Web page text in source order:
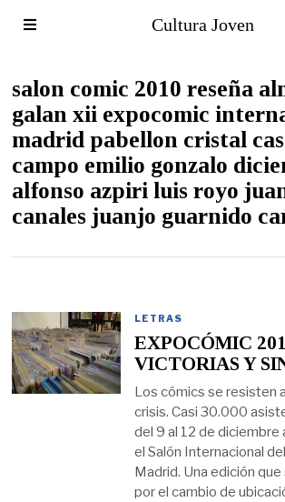
Cultura Joven
salon comic 2010 reseña
galan xii expocomic
madrid pabellon cristal
campo emilio gonzalo
alfonso azpiri luis royo
canales juanjo guarnido
LETRAS
EXPOCÓMIC
VICTORIAS Y
Los cómics se resisten
crisis. Casi 30.000
del 9 al 12 de diciembre
el Salón Internacional
Madrid. Una edición
por el cambio de